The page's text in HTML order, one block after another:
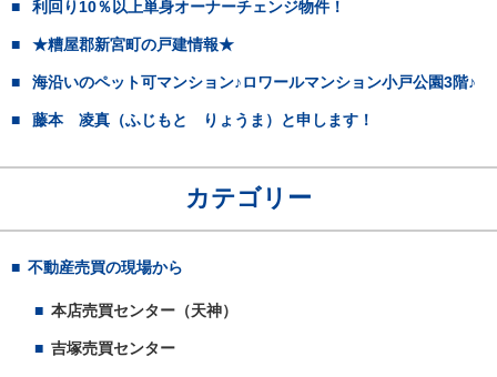
利回り10％以上単身オーナーチェンジ物件！
★糟屋郡新宮町の戸建情報★
海沿いのペット可マンション♪ロワールマンション小戸公園3階♪
藤本 凌真（ふじもと りょうま）と申します！
カテゴリー
不動産売買の現場から
本店売買センター（天神）
吉塚売買センター